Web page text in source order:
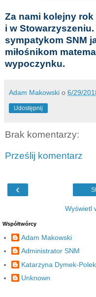
Za nami kolejny
i w
sympatykom SNM
miłośnikom
wypoczynku.
Adam Makowski o 6/29/
Udostępnij
Brak komentarzy:
Prześlij komentarz
‹
Wyświetl
Współtwórcy
Adam Makowski
Administrator SNM
Katarzyna Dymek-Polek
Unknown